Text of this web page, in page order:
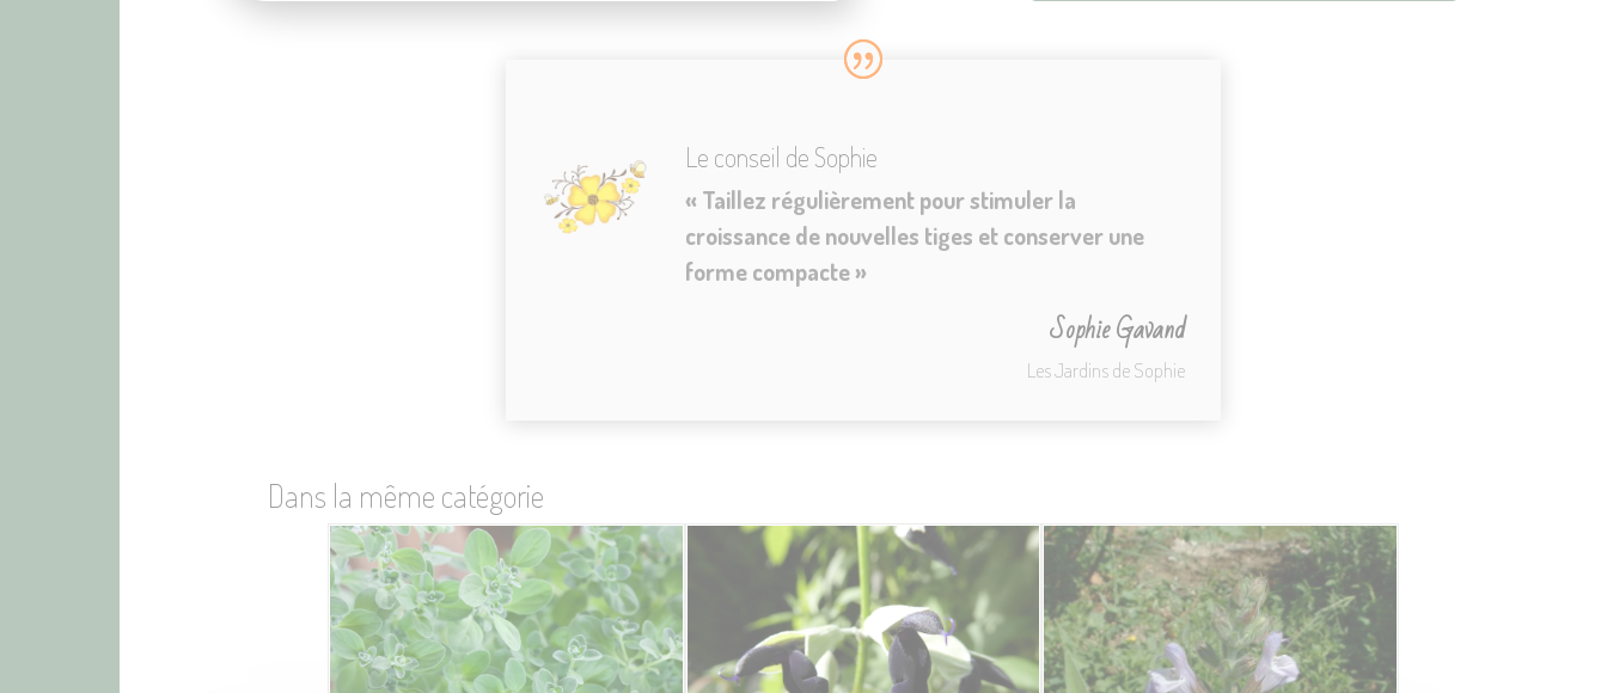
Le conseil de Sophie
« Taillez régulièrement pour stimuler la
croissance de nouvelles tiges et conserver une
forme compacte»
Les Jardins de Sophie
Sophie Gavand
Dans la même catégorie